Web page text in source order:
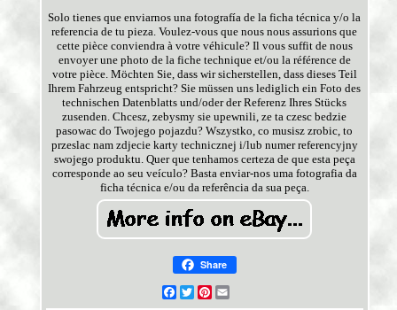
Solo tienes que enviarnos una fotografía de la ficha técnica y/o la
referencia de tu pieza. Voulez-vous que nous nous assurions que
cette pièce conviendra à votre véhicule? Il vous suffit de nous
envoyer une photo de la fiche technique et/ou la référence de
votre pièce. Möchten Sie, dass wir sicherstellen, dass dieses Teil
Ihrem Fahrzeug entspricht? Sie müssen uns lediglich ein Foto des
technischen Datenblatts und/oder der Referenz Ihres Stücks
zusenden. Chcesz, zebysmy sie upewnili, ze ta czesc bedzie
pasowac do Twojego pojazdu? Wszystko, co musisz zrobic, to
przeslac nam zdjecie karty technicznej i/lub numer referencyjny
swojego produktu. Quer que tenhamos certeza de que esta peça
corresponde ao seu veículo? Basta enviar-nos uma fotografia da
ficha técnica e/ou da referência da sua peça.
Share
Facebook
TwitterPinterest